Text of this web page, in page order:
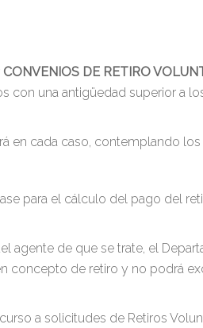
CONVENIOS DE RETIRO
con una antigüedad superior a
en cada caso, contemplando
para el cálculo del pago del
agente de que se trate, el
de retiro y no podrá
a solicitudes de Retiros